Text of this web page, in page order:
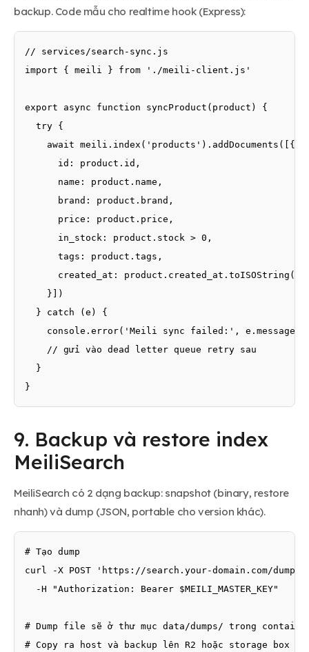
backup. Code mẫu cho realtime hook (Express):
// services/search-sync.js
import { meili } from './meili-client.js'
export async function syncProduct(product) {
  try {
    await meili.index('products').addDocuments([{
      id: product.id,
      name: product.name,
      brand: product.brand,
      price: product.price,
      in_stock: product.stock > 0,
      tags: product.tags,
      created_at: product.created_at.toISOString()
    }])
  } catch (e) {
    console.error('Meili sync failed:', e.message)
    // gửi vào dead letter queue retry sau
  }
}
9. Backup và restore index
MeiliSearch
MeiliSearch có 2 dạng backup: snapshot (binary, restore
nhanh) và dump (JSON, portable cho version khác).
# Tạo dump
curl -X POST 'https://search.your-domain.com/
  -H "Authorization: Bearer $MEILI_MASTER_KEY"
# Dump file sẽ ở thư mục data/dumps/ trong
# Copy ra host và backup lên R2 hoặc storage box